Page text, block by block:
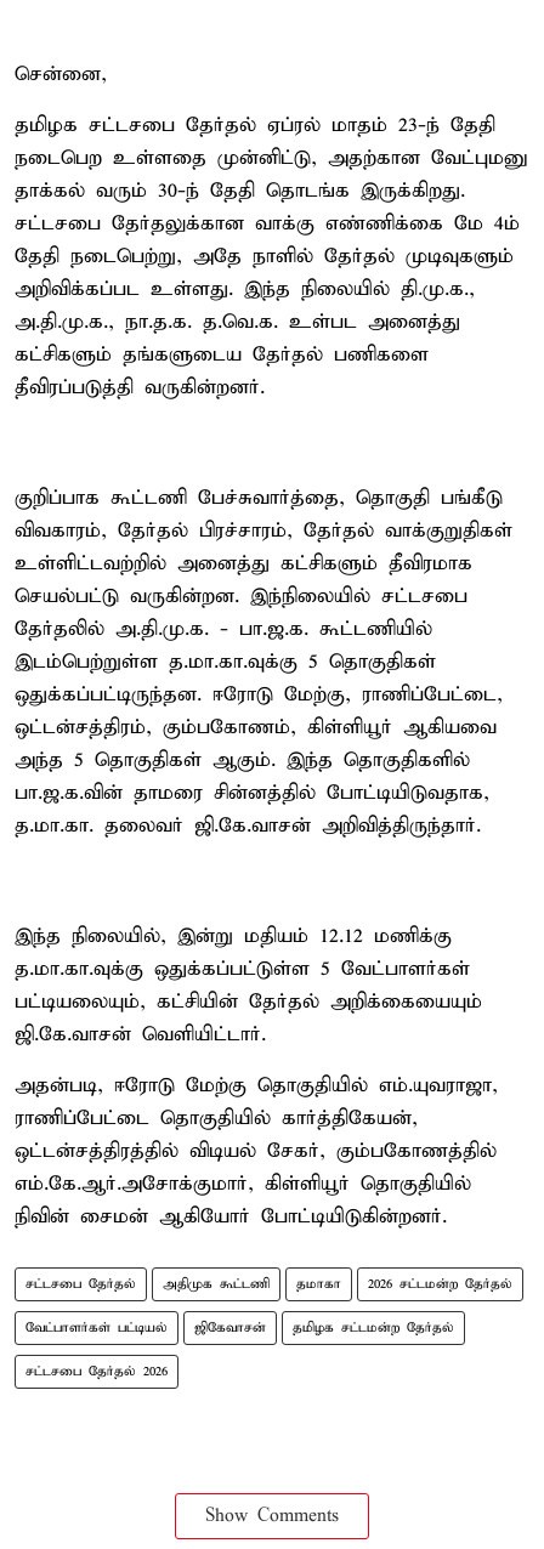
சென்னை,
தமிழக சட்டசபை தேர்தல் ஏப்ரல் மாதம் 23-ந் தேதி
நடைபெற உள்ளதை முன்னிட்டு, அதற்கான வேட்புமனு
தாக்கல் வரும் 30-ந் தேதி தொடங்க இருக்கிறது.
சட்டசபை தேர்தலுக்கான வாக்கு எண்ணிக்கை மே 4ம்
தேதி நடைபெற்று, அதே நாளில் தேர்தல் முடிவுகளும்
அறிவிக்கப்பட உள்ளது. இந்த நிலையில் தி.மு.க.,
அ.தி.மு.க., நா.த.க. த.வெ.க. உள்பட அனைத்து
கட்சிகளும் தங்களுடைய தேர்தல் பணிகளை
தீவிரப்படுத்தி வருகின்றனர்.
குறிப்பாக கூட்டணி பேச்சுவார்த்தை, தொகுதி பங்கீடு
விவகாரம், தேர்தல் பிரச்சாரம், தேர்தல் வாக்குறுதிகள்
உள்ளிட்டவற்றில் அனைத்து கட்சிகளும் தீவிரமாக
செயல்பட்டு வருகின்றன. இந்நிலையில் சட்டசபை
தேர்தலில் அ.தி.மு.க. - பா.ஜ.க. கூட்டணியில்
இடம்பெற்றுள்ள த.மா.கா.வுக்கு 5 தொகுதிகள்
ஒதுக்கப்பட்டிருந்தன. ஈரோடு மேற்கு, ராணிப்பேட்டை,
ஒட்டன்சத்திரம், கும்பகோணம், கிள்ளியூர் ஆகியவை
அந்த 5 தொகுதிகள் ஆகும். இந்த தொகுதிகளில்
பா.ஜ.க.வின் தாமரை சின்னத்தில் போட்டியிடுவதாக,
த.மா.கா. தலைவர் ஜி.கே.வாசன் அறிவித்திருந்தார்.
இந்த நிலையில், இன்று மதியம் 12.12 மணிக்கு
த.மா.கா.வுக்கு ஒதுக்கப்பட்டுள்ள 5 வேட்பாளர்கள்
பட்டியலையும், கட்சியின் தேர்தல் அறிக்கையையும்
ஜி.கே.வாசன் வெளியிட்டார்.
அதன்படி, ஈரோடு மேற்கு தொகுதியில் எம்.யுவராஜா,
ராணிப்பேட்டை தொகுதியில் கார்த்திகேயன்,
ஒட்டன்சத்திரத்தில் விடியல் சேகர், கும்பகோணத்தில்
எம்.கே.ஆர்.அசோக்குமார், கிள்ளியூர் தொகுதியில்
நிவின் சைமன் ஆகியோர் போட்டியிடுகின்றனர்.
சட்டசபை தேர்தல் அதிமுக கூட்டணி தமாகா 2026 சட்டமன்ற தேர்தல்
வேட்பாளர்கள் பட்டியல் ஜிகேவாசன் தமிழக சட்டமன்ற தேர்தல்
சட்டசபை தேர்தல் 2026
Show Comments